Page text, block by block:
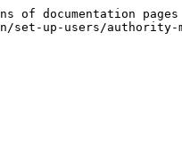
documentation pages
up-users/authority-